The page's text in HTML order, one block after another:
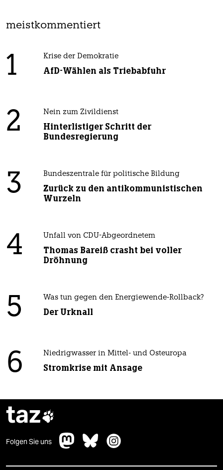
meistkommentiert
1 Krise der Demokratie
AfD-Wählen als Triebabfuhr
2 Nein zum Zivildienst
Hinterlistiger Schritt der
Bundesregierung
3 Bundeszentrale für politische Bildung
Zurück zu den antikommunistischen
Wurzeln
4 Unfall von CDU-Abgeordnetem
Thomas Bareiß crasht bei voller
Dröhnung
5 Was tun gegen den Energiewende-Rollback?
Der Urknall
6 Niedrigwasser in Mittel- und Osteuropa
Stromkrise mit Ansage
taz
Folgen Sie uns